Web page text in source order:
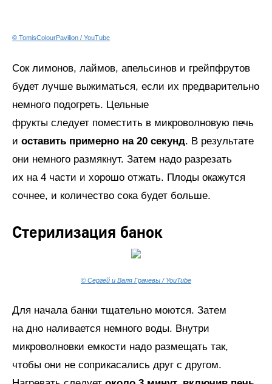
© TomisColourPavilion / YouTube
Сок лимонов, лаймов, апельсинов и грейпфрутов
будет лучше выжиматься, если их предварительно
немного подогреть. Цельные
фрукты следует поместить в микроволновую печь
и оставить примерно на 20 секунд. В результате
они немного размякнут. Затем надо разрезать
их на 4 части и хорошо отжать. Плоды окажутся
сочнее, и количество сока будет больше.
Стерилизация банок
© Сергей и Валя Грачевы / YouTube
Для начала банки тщательно моются. Затем
на дно наливается немного воды. Внутри
микроволновки емкости надо размещать так,
чтобы они не соприкасались друг с другом.